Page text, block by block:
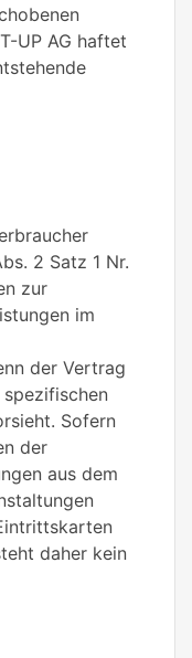
UP AG haftet
2 Satz 1 Nr.
zur
im
der Vertrag
Sofern
der
aus dem
daher kein